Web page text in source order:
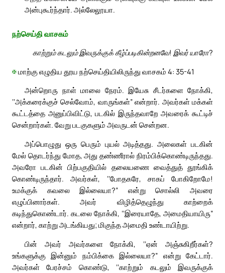
அன்புகூர்ந்தார். அல்லேலூயா.
நற்செய்தி வாசகம்
காற்றும் கடலும் இவருக்குக் கீழ்ப்படிகின்றனவே! இவர் யாரோ?
✠மாற்கு எழுதிய தூய நற்செய்தியிலிருந்து வாசகம் 4: 35-41
அன்றொரு நாள் மாலை நேரம். இயேசு சீடர்களை நோக்கி,
‘‘அக்கரைக்குச் செல்வோம், வாருங்கள்” என்றார். அவர்கள் மக்கள்
கூட்டத்தை அனுப்பிவிட்டு, படகில் இருந்தவாறே அவரைக் கூட்டிச்
சென்றார்கள். வேறு படகுகளும் அவருடன் சென்றன.
அப்பொழுது ஒரு பெரும் புயல் அடித்தது. அலைகள் படகின்
மேல் தொடர்ந்து மோத, அது தண்ணீரால் நிரம்பிக்கொண்டிருந்தது.
அவரோ படகின் பிற்பகுதியில் தலையணை வைத்துத் தூங்கிக்
கொண்டிருந்தார். அவர்கள், ‘‘போதகரே, சாகப் போகிறோமே!
உமக்குக் கவலை இல்லையா?” என்று சொல்லி அவரை
எழுப்பினார்கள். அவர் விழித்தெழுந்து காற்றைக்
கடிந்துகொண்டார். கடலை நோக்கி, ‘‘இரையாதே, அமைதியாயிரு”
என்றார், காற்று அடங்கியது; மிகுந்த அமைதி உண்டாயிற்று.
பின் அவர் அவர்களை நோக்கி, ‘‘ஏன் அஞ்சுகிறீர்கள்?
உங்களுக்கு இன்னும் நம்பிக்கை இல்லையா?” என்று கேட்டார்.
அவர்கள் பேரச்சம் கொண்டு, ‘‘காற்றும் கடலும் இவருக்குக்